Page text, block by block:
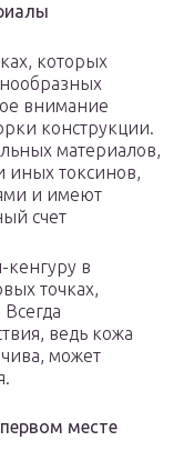
которых
внимание
конструкции.
материалов,
иных токсинов,
и имеют
счет
кенгуру в
точках,
ведь кожа
может
месте